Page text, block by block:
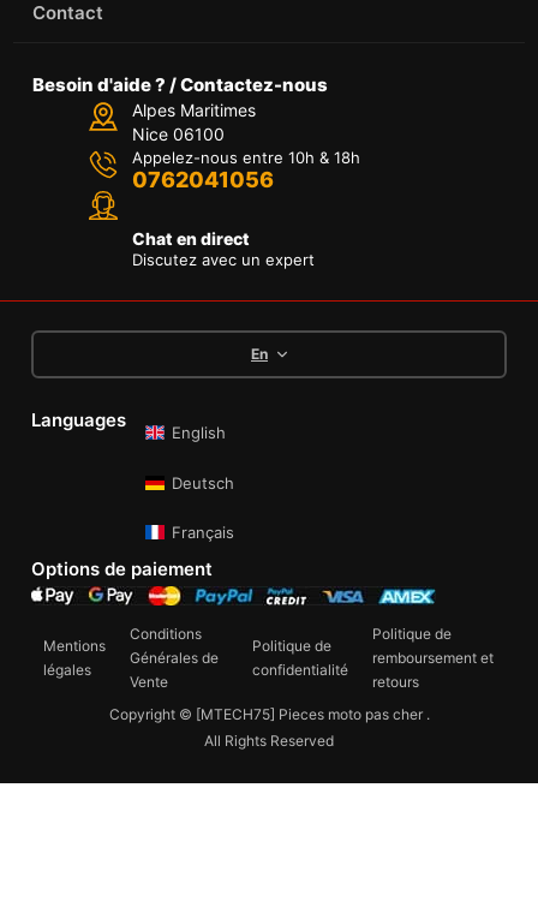
Contact
Besoin d'aide ? / Contactez-nous
Alpes Maritimes
Nice 06100
Appelez-nous entre 10h & 18h
0762041056
Chat en direct
Discutez avec un expert
En
Languages
English
Deutsch
Français
Options de paiement
Copyright © [MTECH75] Pieces moto pas cher .
All Rights Reserved
Mentions
légales
Conditions
Générales de
Vente
Politique de
confidentialité
Politique de
remboursement et
retours